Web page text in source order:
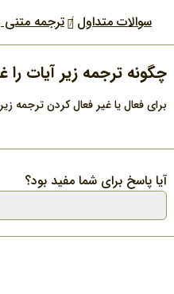
سوالات متداول ترجمه متنی
چگونه ترجمه زیر آیات را
برای فعال یا غیر فعال کردن ترجمه
آیا پاسخ برای شما مفید بود؟